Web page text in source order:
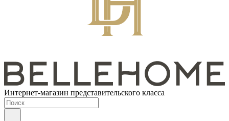
Интернет-магазин представительского класса